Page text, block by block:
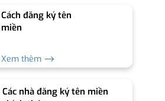
Cách đăng ký tên
miền
Xem thêm ⟶
Các nhà đăng ký tên miền